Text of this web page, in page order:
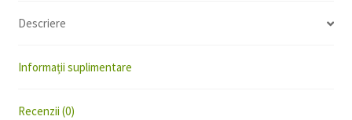
Descriere
Informații suplimentare
Recenzii (0)